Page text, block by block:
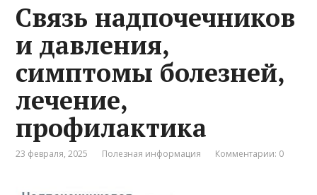
Связь надпочечников
и давления,
симптомы болезней,
лечение,
профилактика
23 февраля, 2025 Полезная информация Комментарии: 0